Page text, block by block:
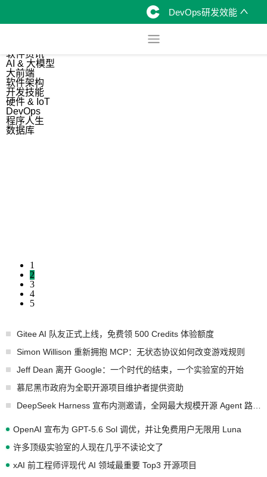
DevOps研发效能
软件资讯
AI & 大模型
大前端
软件架构
开发技能
硬件 & IoT
DevOps
程序人生
数据库
1
2
3
4
5
Gitee AI 队友正式上线，免费领 500 Credits 体验额度
Simon Willison 重新拥抱 MCP：无状态协议如何改变游戏规则
Jeff Dean 离开 Google：一个时代的结束，一个实验室的开始
慕尼黑市政府为全职开源项目维护者提供资助
OpenAI 宣布为 GPT-5.6 Sol 调优，并让免费用户无限用 Luna
许多顶级实验室的人现在几乎不读论文了
xAI 前工程师评现代 AI 领域最重要 Top3 开源项目